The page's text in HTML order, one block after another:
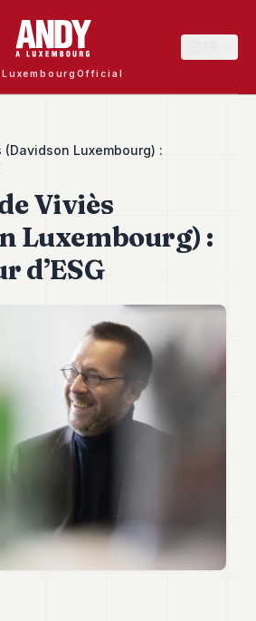
LuxembourgOfficial
(Davidson Luxembourg) :
Viviès
Luxembourg) :
d’ESG